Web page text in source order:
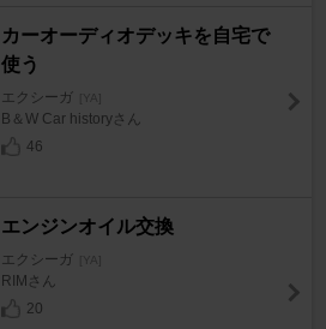
カーオーディオデッキを自宅で
使う
エクシーガ [YA]
B＆W Car historyさん
46
エンジンオイル交換
エクシーガ [YA]
RIMさん
20